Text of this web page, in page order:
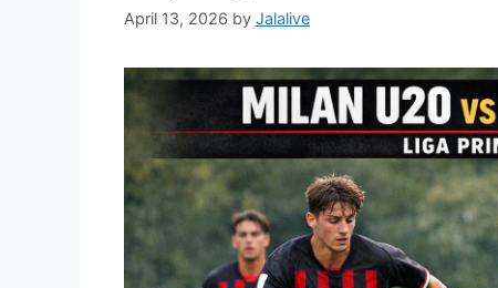
April 13, 2026 by Jalalive